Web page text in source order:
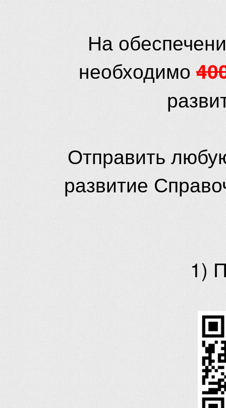
На
необходимо
Отправить
развитие
1)